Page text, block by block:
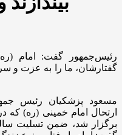
رئیس‌جمهور گفت: امام
گفتارشان، ما را به عزت و
مسعود پزشکیان رئیس
ارتحال امام خمینی (ره) که
برگزار شد، ضمن تسلیت